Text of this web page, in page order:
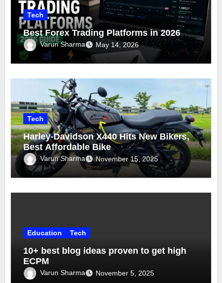
Tech
Best Forex Trading Platforms in 2026
Varun Sharma May 14, 2026
Tech
Harley-Davidson X440 Hits New Bikers,
Best Affordable Bike
Varun Sharma November 15, 2025
Education Tech
10+ best blog ideas proven to get high
ECPM
Varun Sharma November 5, 2025